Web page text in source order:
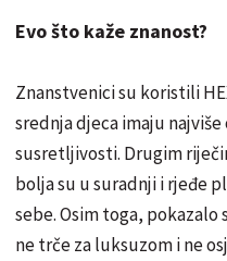
Evo što kaže znanost?
Znanstvenici su koristili
srednja djeca imaju
susretljivosti. Drugim
bolja su u suradnji i rjeđe
sebe. Osim toga, pokazalo
ne trče za luksuzom i ne